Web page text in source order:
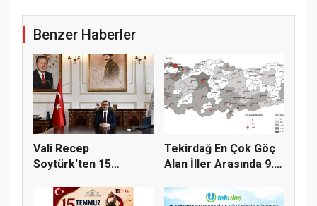
Benzer Haberler
Vali Recep
Soytürk'ten 15
Ve...
Tekirdağ En Çok Göç
Alan İller Arasında 9.